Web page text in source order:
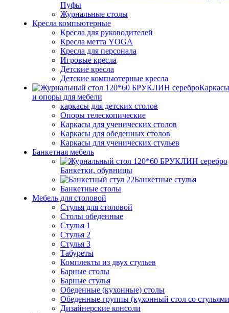
Пуфы
Журнальные столы
Кресла компьютерные
Кресла для руководителей
Кресла метта YOGA
Кресла для персонала
Игровые кресла
Детские кресла
Детские компьютерные кресла
Каркасы
и опоры для мебели
каркасы для детских столов
Опоры телескопические
Каркасы для ученических столов
Каркасы для обеденных столов
Каркасы для ученических стульев
Банкетная мебель
Банкетки, обувницы
Банкетные стулья
Банкетные столы
Мебель для столовой
Стулья для столовой
Столы обеденные
Стулья 1
Стулья 2
Стулья 3
Табуреты
Комплекты из двух стульев
Барные столы
Барные стулья
Обеденные (кухонные) столы
Обеденные группы (кухонный стол со
Дизайнерские консоли